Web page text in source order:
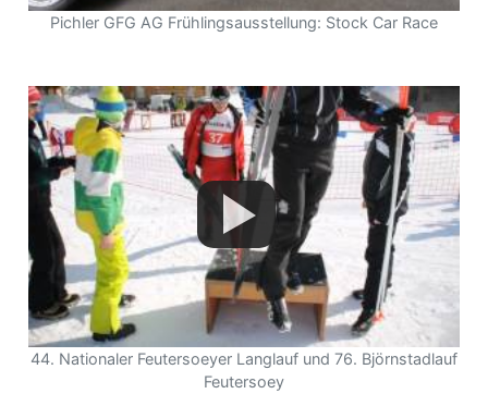
Pichler GFG AG Frühlingsausstellung: Stock Car Race
44. Nationaler Feutersoeyer Langlauf und 76. Björnstadlauf
Feutersoey